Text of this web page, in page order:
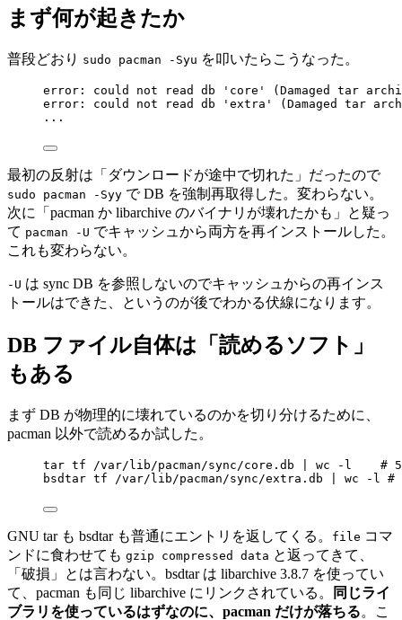
まず何が起きたか
普段どおり sudo pacman -Syu を叩いたらこうなった。
error: could not read db 'core' (Damaged tar
error: could not read db 'extra' (Damaged tar
...
最初の反射は「ダウンロードが途中で切れた」だったので
sudo pacman -Syy で DB を強制再取得した。変わらない。
次に「pacman か libarchive のバイナリが壊れたかも」と疑っ
て pacman -U でキャッシュから両方を再インストールした。
これも変わらない。
-U は sync DB を参照しないのでキャッシュからの再インス
トールはできた、というのが後でわかる伏線になります。
DB ファイル自体は「読めるソフト」
もある
まず DB が物理的に壊れているのかを切り分けるために、
pacman 以外で読めるか試した。
tar tf /var/lib/pacman/sync/core.db wc -l
#
bsdtar tf /var/lib/pacman/sync/extra.db wc -l #
GNU tar も bsdtar も普通にエントリを返してくる。 file コマ
ンドに食わせても gzip compressed data と返ってきて、
「破損」とは言わない。bsdtar は libarchive 3.8.7 を使ってい
て、pacman も同じ libarchive にリンクされている。
同じライ
ブラリを使っているはずなのに、pacman だけが落ちる。こ